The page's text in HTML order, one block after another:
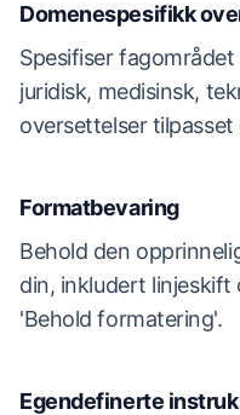
Domenespesifikk
Spesifiser
juridisk, medisinsk,
oversettelser
Formatbevaring
Behold den
din, inkludert
'Behold formatering'.
Egendefinerte